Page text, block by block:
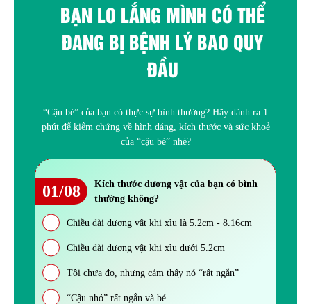
BẠN LO LẮNG MÌNH CÓ THỂ
ĐANG BỊ BỆNH LÝ BAO QUY
ĐẦU
“Cậu bé” của bạn có thực sự bình thường? Hãy dành ra 1
phút để kiểm chứng về hình dáng, kích thước và sức khoẻ
của “cậu bé” nhé?
01/08
Kích thước dương vật của bạn có bình
thường không?
Chiều dài dương vật khi xìu là 5.2cm - 8.16cm
Chiều dài dương vật khi xìu dưới 5.2cm
Tôi chưa đo, nhưng cảm thấy nó “rất ngắn”
“Cậu nhỏ” rất ngắn và bé